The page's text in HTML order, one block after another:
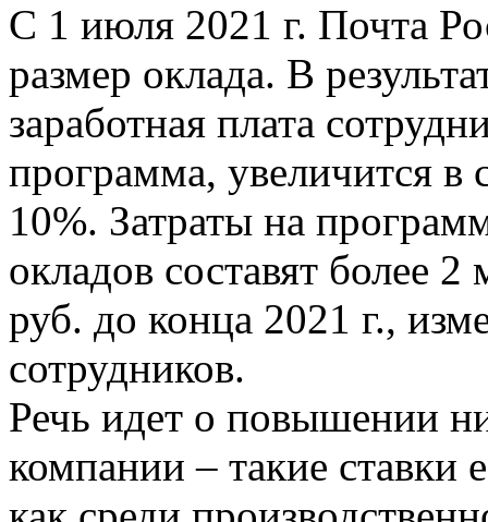
С 1 июля 2021 г. Почта
размер оклада. В
заработная плата
программа, увеличится в
10%. Затраты на
окладов составят более 2
руб. до конца 2021 г.,
сотрудников.
Речь идет о повышении
компании – такие ставки